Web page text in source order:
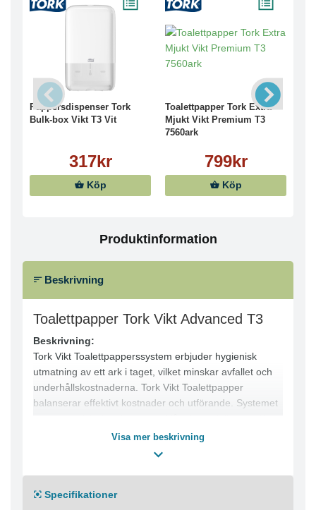
Pappersdispenser Tork
Bulk-box Vikt T3 Vit
317kr
Köp
Toalettpapper Tork Extra
Mjukt Vikt Premium T3
7560ark
799kr
Köp
Produktinformation
Beskrivning
Toalettpapper Tork Vikt Advanced T3
Beskrivning:
Tork Vikt Toalettpapperssystem erbjuder hygienisk
utmatning av ett ark i taget, vilket minskar avfallet och
underhållskostnaderna. Tork Vikt Toalettpapper
balanserar effektivt kostnader och utförande. Systemet
särskilt inom vård, hotell och restaurang.
● Utmatning av en handduk i taget minskar
För allmänheten:
Visa mer beskrivning
Specifikationer